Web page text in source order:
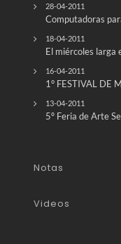
28-04-2011
Computadoras
18-04-2011
El miércoles larga
16-04-2011
1° FESTIVAL DE
13-04-2011
5º Feria de Arte
Notas
Videos